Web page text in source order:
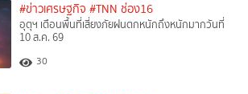
#ข่าวเศรษฐกิจ #TNN ช่อง16
อุตุฯ เตือนพื้นที่เสี่ยงภัยฝนตกหนักถึงหนักมากวันที่
10 ส.ค. 69
30